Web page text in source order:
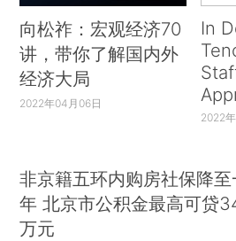
向松祚：宏观经济70
讲，带你了解国内外
经济大局
2022年04月06日
In
2022
非京籍五环内购房社保降至
年 北京市公积金最高可贷
万元